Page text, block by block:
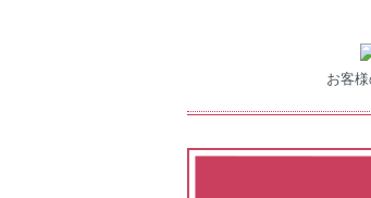
お客